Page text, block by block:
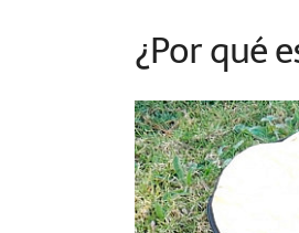
¿Por qué